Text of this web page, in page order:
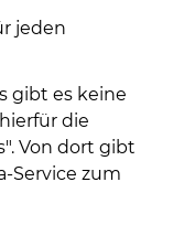
jeden
gibt es keine
die
Von dort gibt
Service zum